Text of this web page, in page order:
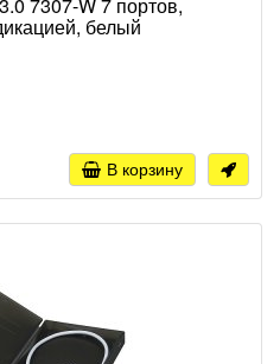
белый
В корзину